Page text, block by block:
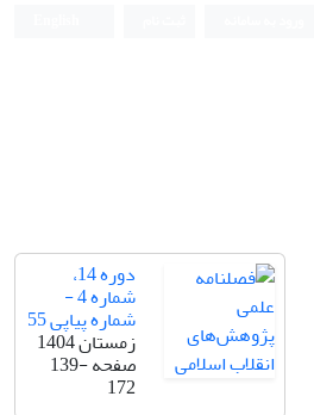
دوره 14،
شماره 4 -
شماره پیاپی 55
زمستان 1404
صفحه139-
172